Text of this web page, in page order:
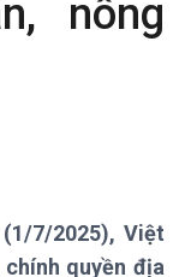
nông
7/2025), Việt
quyền địa